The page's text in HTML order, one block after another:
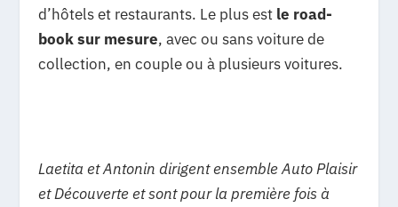
d’hôtels et restaurants. Le plus estle road-
book sur mesure, avec ou sans voiture de
collection, en couple ou à plusieurs voitures.
Laetita et Antonin dirigent ensemble Auto Plaisir
et Découverte et sont pour la première fois à